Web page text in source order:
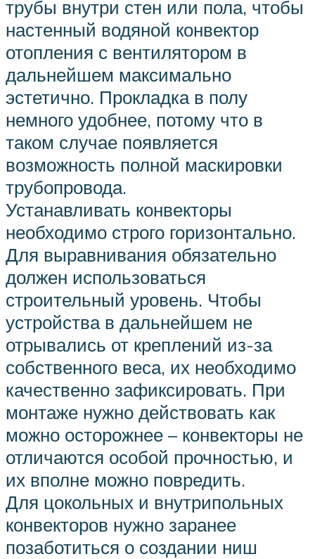
трубы внутри стен или пола, чтобы
настенный водяной конвектор
отопления с вентилятором в
дальнейшем максимально
эстетично. Прокладка в полу
немного удобнее, потому что в
таком случае появляется
возможность полной маскировки
трубопровода.
Устанавливать конвекторы
необходимо строго горизонтально.
Для выравнивания обязательно
должен использоваться
строительный уровень. Чтобы
устройства в дальнейшем не
отрывались от креплений из-за
собственного веса, их необходимо
качественно зафиксировать. При
монтаже нужно действовать как
можно осторожнее – конвекторы не
отличаются особой прочностью, и
их вполне можно повредить.
Для цокольных и внутрипольных
конвекторов нужно заранее
позаботиться о создании ниш